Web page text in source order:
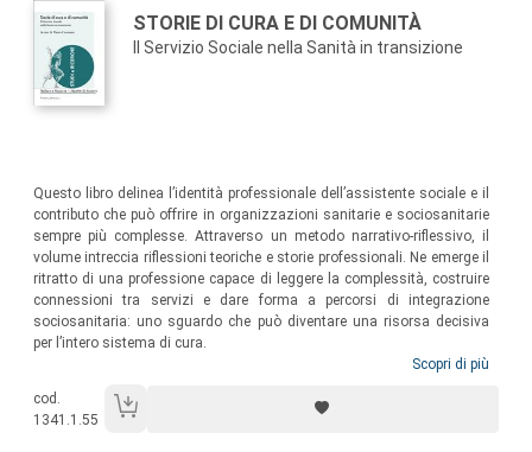
Autori:
Titolo:
STORIE DI CURA E DI COMUNITÀ
Il Servizio Sociale nella Sanità in transizione
Questo libro delinea l’identità professionale dell’assistente sociale e il
contributo che può offrire in organizzazioni sanitarie e sociosanitarie
sempre più complesse. Attraverso un metodo narrativo-riflessivo, il
volume intreccia riflessioni teoriche e storie professionali. Ne emerge il
ritratto di una professione capace di leggere la complessità, costruire
connessioni tra servizi e dare forma a percorsi di integrazione
sociosanitaria: uno sguardo che può diventare una risorsa decisiva
per l’intero sistema di cura.
Scopri di più
cod.
1341.1.55